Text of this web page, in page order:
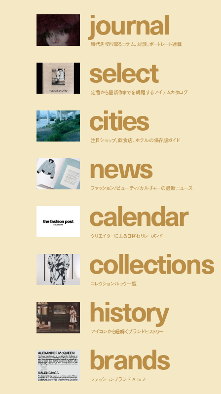
journal
時代を切り取るコラム、対談、ポートレート連載
select
定番から最新作までを網羅するアイテムカタログ
cities
注目ショップ、飲食店、ホテルの保存版ガイド
news
ファッション/ビューティ/カルチャーの最新ニュース
calendar
クリエイターによる日替わりレコメンド
collections
コレクションルック一覧
history
アイコンから紐解くブランドヒストリー
brands
ファッションブランド A to Z